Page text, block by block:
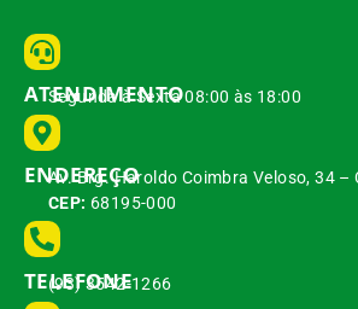
ATENDIMENTO
Segunda à Sexta 08:00 às 18:00
ENDEREÇO
Av. Brg. Haroldo Coimbra Veloso, 34 –
CEP: 68195-000
TELEFONE
(93) 3542-1266